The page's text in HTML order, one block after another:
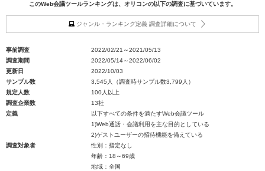
このWeb会議ツールランキングは、オリコンの以下の調査に基づいています。
ジャンル・ランキング定義 調査詳細について
事前調査
2022/02/21～2021/05/13
調査期間
2022/05/14～2022/06/02
更新日
2022/10/03
サンプル数
3,545人（調査時サンプル数3,799人）
規定人数
100人以上
調査企業数
13社
定義
以下すべての条件を満たすWeb会議ツール
1)Web通話・会議利用を主な目的としている
2)ゲストユーザーの招待機能を備えている
調査対象者
性別：指定なし
年齢：18～69歳
地域：全国